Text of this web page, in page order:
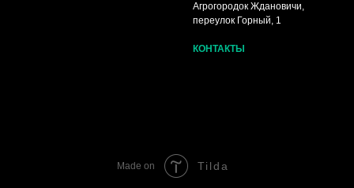
Агрогородок Ждановичи,
переулок Горный, 1
КОНТАКТЫ
Made on Tilda